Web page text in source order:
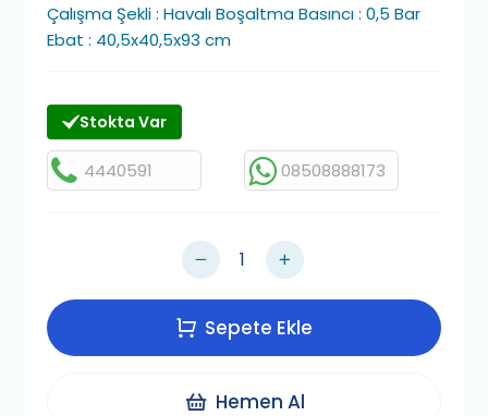
Çalışma Şekli : Havalı Boşaltma Basıncı : 0,5 Bar
Ebat : 40,5x40,5x93 cm
Stokta Var
4440591 08508888173
Sepete Ekle
Hemen Al